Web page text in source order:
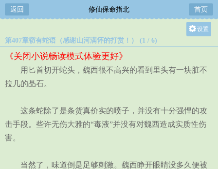
返回 修仙保命指北 首页
设置
中
第407章窃有蛇语（感谢山河满怀的打赏！） (1 / 6)
《关闭小说畅读模式体验更好》
用匕首切开蛇头，魏西很不高兴的看到里头有一块脏不
拉几的晶石。
这条蛇除了是条货真价实的喷子，并没有十分强悍的攻
击手段。些许无伤大雅的“毒液”并没有对魏西造成实质性伤
害。
当然了，味道倒是足够刺激。魏西睁开眼睛没多久便被